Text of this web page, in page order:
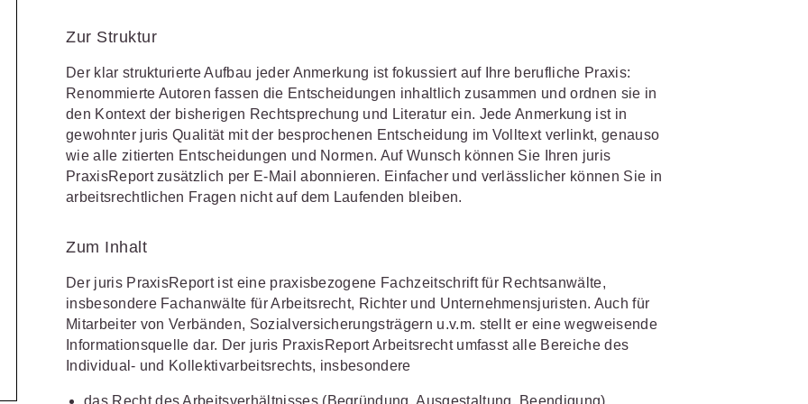
Außenwirtschaftsrecht
Bankrecht
Compliance
Familienrecht
Handels- und
Gesellschaftsrecht
Insolvenzrecht
Notare
Öffentliches Dienstrecht
Öffentliches Recht
Sozialrecht
Unternehmensjuristen
Verkehrsrecht
Praxisnah und intuitiv: Schutz vor
rechtlichen Risikenfür Unternehmen,
Institutionen und Steuerberater.
mehr erfahren
Qualifiziert und zertifiziert: Online-
Fortbildungenfür Fachanwältein
allen wichtigen Fachgebieten.
mehr erfahren
5866-4466(Mo-Do 9-18 Uhr, Fr 9-17
Produktberater für eine erste
Vereine und Verbände
Unternehmen
Referendariat
Studium und Hochschule
Sie
-
WEITERE SERVICES
FAQ
Downloads
Veranstaltungen
Zur Struktur
Der klar strukturierte Aufbau jeder Anmerkung ist fokussiert auf Ihre berufliche Praxis:
Renommierte Autoren fassen die Entscheidungen inhaltlich zusammen und ordnen sie in
den Kontext der bisherigen Rechtsprechung und Literatur ein. Jede Anmerkung ist in
gewohnter juris Qualität mit der besprochenen Entscheidung im Volltext verlinkt, genauso
wie alle zitierten Entscheidungen und Normen. Auf Wunsch können Sie Ihren juris
PraxisReport zusätzlich per E-Mail abonnieren. Einfacher und verlässlicher können Sie in
arbeitsrechtlichen Fragen nicht auf dem Laufenden bleiben.
Zum Inhalt
Der juris PraxisReport ist eine praxisbezogene Fachzeitschrift für Rechtsanwälte,
insbesondere Fachanwälte für Arbeitsrecht, Richter und Unternehmensjuristen. Auch für
Mitarbeiter von Verbänden, Sozialversicherungsträgern u.v.m. stellt er eine wegweisende
Informationsquelle dar. Der juris PraxisReport Arbeitsrecht umfasst alle Bereiche des
Individual- und Kollektivarbeitsrechts, insbesondere
das Recht des Arbeitsverhältnisses (Begründung, Ausgestaltung, Beendigung)